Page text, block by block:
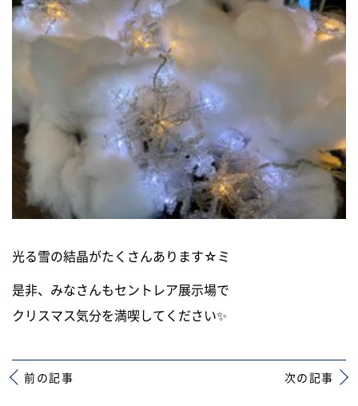
光る雪の結晶がたくさんあります☆ミ
是非、みなさんもセントレア展示場で
クリスマス気分を満喫してください✨
前の記事 次の記事